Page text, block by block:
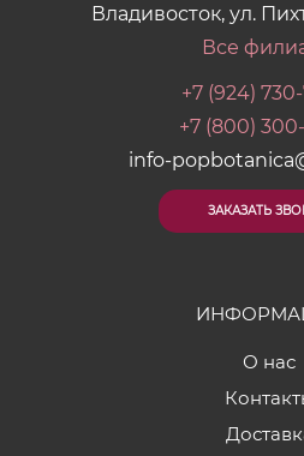
Владивосток, ул.
Все
+7 (924)
+7 (800)
info-
ЗАКАЗАТЬ
О нас